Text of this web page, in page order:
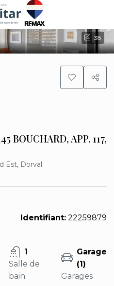
38
BOUCHARD, APP. 117,
Est, Dorval
Identifiant: 22259879
1
Salle de
bain
Garage
(1)
Garages